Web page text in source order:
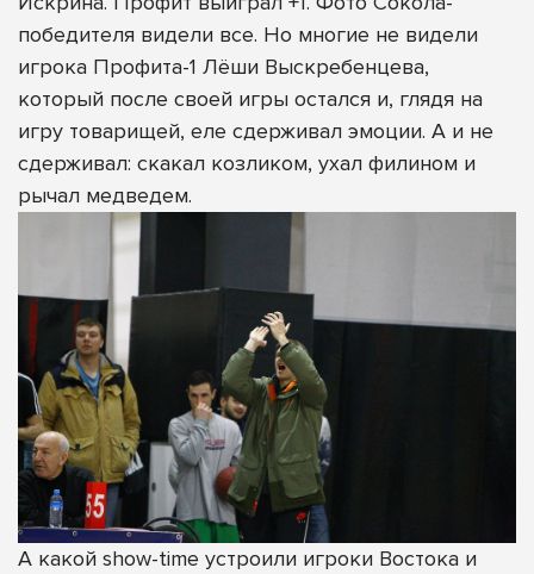
победителя видели все. Но многие не видели
игрока Профита-1 Лёши Выскребенцева,
который после своей игры остался и, глядя на
игру товарищей, еле сдерживал эмоции. А и не
сдерживал: скакал козликом, ухал филином и
рычал медведем.
А какой show-time устроили игроки Востока и